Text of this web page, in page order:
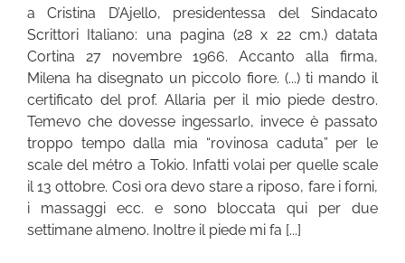
a Cristina D’Ajello, presidentessa del Sindacato
Scrittori Italiano: una pagina (28 x 22 cm.) datata
Cortina 27 novembre 1966. Accanto alla firma,
Milena ha disegnato un piccolo fiore. (...) ti mando il
certificato del prof. Allaria per il mio piede destro.
Temevo che dovesse ingessarlo, invece è passato
troppo tempo dalla mia “rovinosa caduta” per le
scale del métro a Tokio. Infatti volai per quelle scale
il 13 ottobre. Così ora devo stare a riposo, fare i forni,
i massaggi ecc. e sono bloccata qui per due
settimane almeno. Inoltre il piede mi fa [...]